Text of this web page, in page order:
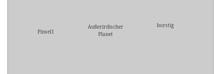
Pinsel1
Außerirdischer
Planet
borstig